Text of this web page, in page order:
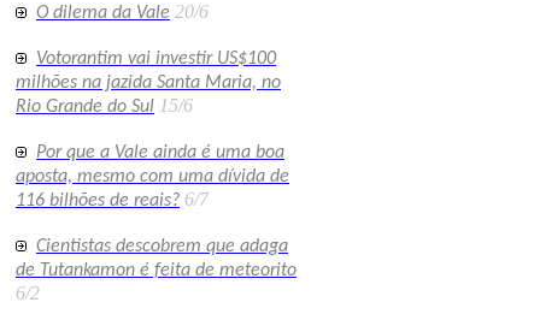
O dilema da Vale 20/6
Votorantim vai investir US$100
milhões na jazida Santa Maria, no
Rio Grande do Sul 15/6
Por que a Vale ainda é uma boa
aposta, mesmo com uma dívida de
116 bilhões de reais? 6/7
Cientistas descobrem que adaga
de Tutankamon é feita de meteorito
6/2